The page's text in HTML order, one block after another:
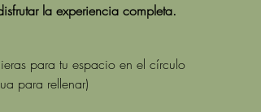
la experiencia completa.
para tu espacio en el círculo
para rellenar)